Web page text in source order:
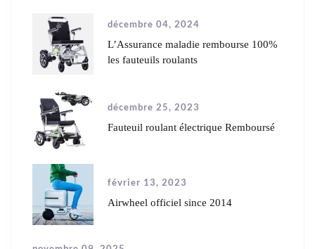
décembre 04, 2024
L’Assurance maladie rembourse 100%
les fauteuils roulants
décembre 25, 2023
Fauteuil roulant électrique Remboursé
février 13, 2023
Airwheel officiel since 2014